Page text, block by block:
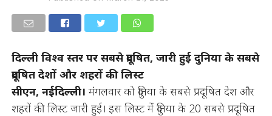
दिल्ली विश्व स्तर पर सबसे प्रदूषित, जारी हुई दुनिया के सबसे
प्रदूषित देशों और शहरों की लिस्ट
सीएन, नईदिल्ली।मंगलवार को दुनिया के सबसे प्रदूषित देश और
शहरों की लिस्ट जारी हुई। इस लिस्ट में दुनिया के 20 सबसे प्रदूषित